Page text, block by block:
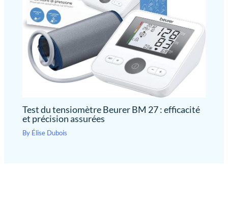
Test du tensiomètre Beurer BM 27 : efficacité
et précision assurées
By Élise Dubois